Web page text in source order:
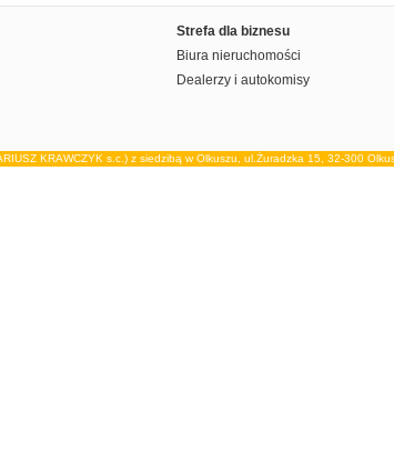
Strefa dla biznesu
Biura nieruchomości
Dealerzy i autokomisy
KRAWCZYK s.c.) z siedzibą w Olkuszu, ul.Żuradzka 15, 32-300